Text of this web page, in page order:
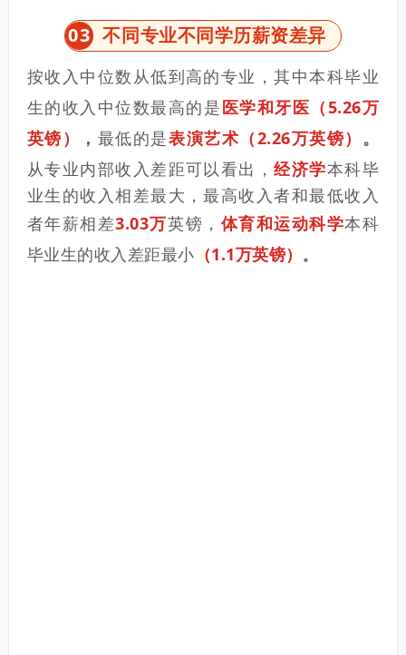
03 不同专业不同学历薪资差异
按收入中位数从低到高的专业，其中本科毕业
生的收入中位数最高的是医学和牙医（5.26万
英镑）
， 最低的是表演艺术（2.26万英镑） 。
从专业内部收入差距可以看出，经济学本科毕
业生的收入相差最大，最高收入者和最低收入
者年薪相差3.03万英镑， 体育和运动科学本科
毕业生的收入差距最小 （1.1万英镑） 。